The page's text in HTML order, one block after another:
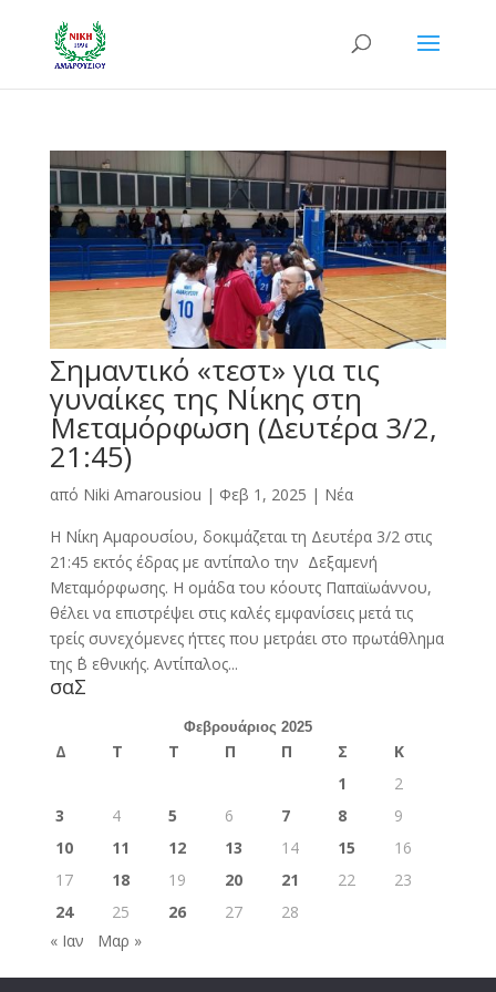
Σημαντικό «τεστ» για τις
γυναίκες της Νίκης στη
Μεταμόρφωση (Δευτέρα 3/2,
21:45)
από Niki Amarousiou | Φεβ 1, 2025 | Νέα
Η Νίκη Αμαρουσίου, δοκιμάζεται τη Δευτέρα 3/2 στις
21:45 εκτός έδρας με αντίπαλο την Δεξαμενή
Μεταμόρφωσης. Η ομάδα του κόουτς Παπαϊωάννου,
θέλει να επιστρέψει στις καλές εμφανίσεις μετά τις
τρείς συνεχόμενες ήττες που μετράει στο πρωτάθλημα
της ΄Β εθνικής. Αντίπαλος...
σαΣ
Φεβρουάριος 2025
Δ Τ Τ Π Π Σ
Κ
1
2
3
4 5 6 7 8
9
10
11 12 13 14 15
16
17
18 19 20 21 22
23
24
25 26 27
28
« Ιαν
Μαρ »